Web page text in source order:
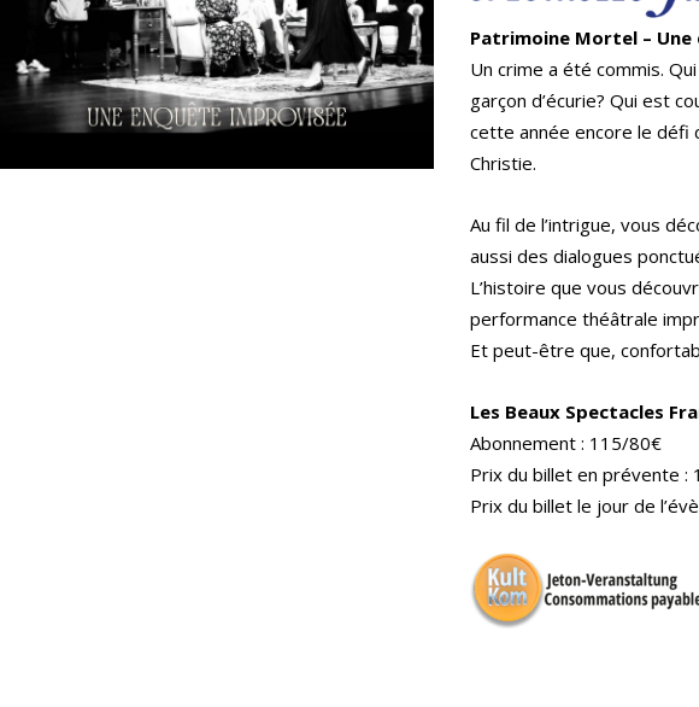
Patrimoine Mortel –
Un crime a été commis.
garçon d’écurie? Qui est
cette année encore le défi
Christie.
Au fil de l’intrigue, vous
aussi des dialogues
L’histoire que vous
performance théâtrale
Et peut-être que,
Les Beaux Spectacles
Abonnement : 115/80€
Prix du billet en prévente :
Prix du billet le jour de